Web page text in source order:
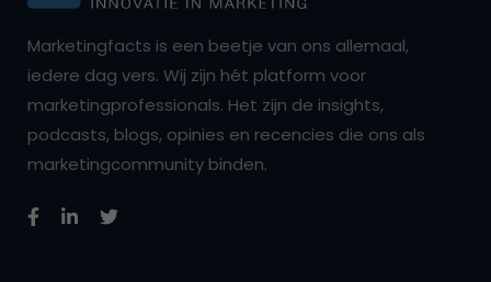
Marketingfacts is een beetje van ons allemaal,
iedere dag vers. Wij zijn hét platform voor
marketingprofessionals. Het zijn de insights,
podcasts, blogs, opinies en recencies die ons als
marketingcommunity binden.